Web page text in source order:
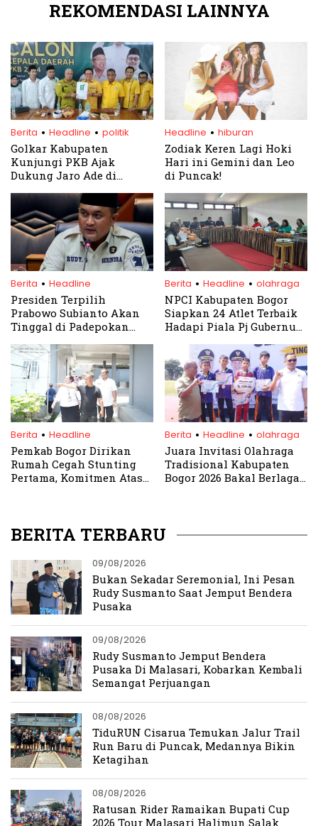
REKOMENDASI LAINNYA
Berita . Headline . politik
Golkar Kabupaten
Kunjungi PKB Ajak
Dukung Jaro Ade di
Headline . hiburan
Zodiak Keren Lagi Hoki
Hari ini Gemini dan Leo
di Puncak!
Berita . Headline
Presiden Terpilih
Prabowo Subianto Akan
Tinggal di Padepokan
Susmanto: Momentum
Emas untuk Percepatan
Pembangunan Kabupaten
Bogor
Berita . Headline . olahraga
NPCI Kabupaten Bogor
Siapkan 24 Atlet Terbaik
Hadapi Piala Pj Gubernur
Berita . Headline
Pemkab Bogor Dirikan
Rumah Cegah Stunting
Pertama, Komitmen Atasi
Berita . Headline . olahraga
Juara Invitasi Olahraga
Tradisional Kabupaten
Bogor 2026 Bakal Berlaga
BERITA TERBARU
09/08/2026
Bukan Sekadar Seremonial, Ini Pesan
Rudy Susmanto Saat Jemput Bendera
Pusaka
09/08/2026
Rudy Susmanto Jemput Bendera
Pusaka Di Malasari, Kobarkan Kembali
Semangat Perjuangan
08/08/2026
TiduRUN Cisarua Temukan Jalur Trail
Run Baru di Puncak, Medannya Bikin
Ketagihan
08/08/2026
Ratusan Rider Ramaikan Bupati Cup
2026 Tour Malasari Halimun Salak